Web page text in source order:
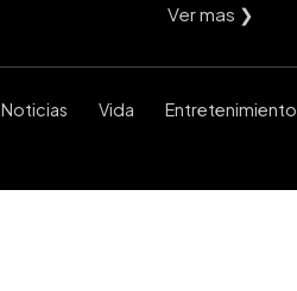
Ver mas ❯
Noticias Vida Entretenimiento